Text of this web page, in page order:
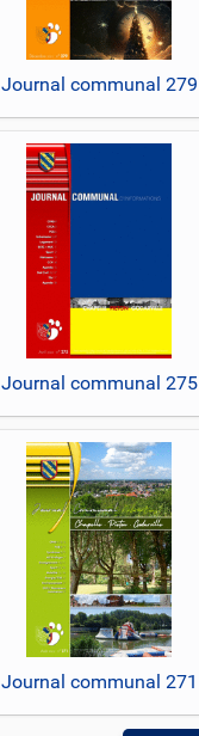
Journal communal 279
Journal communal 275
Journal communal 271